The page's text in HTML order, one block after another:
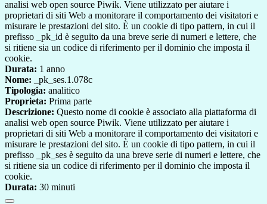
analisi web open source Piwik. Viene utilizzato per aiutare i
proprietari di siti Web a monitorare il comportamento dei visitatori e
misurare le prestazioni del sito. È un cookie di tipo pattern, in cui il
prefisso _pk_id è seguito da una breve serie di numeri e lettere, che
si ritiene sia un codice di riferimento per il dominio che imposta il
cookie.
Durata: 1 anno
Nome: _pk_ses.1.078c
Tipologia: analitico
Proprieta: Prima parte
Descrizione: Questo nome di cookie è associato alla piattaforma di
analisi web open source Piwik. Viene utilizzato per aiutare i
proprietari di siti Web a monitorare il comportamento dei visitatori e
misurare le prestazioni del sito. È un cookie di tipo pattern, in cui il
prefisso _pk_ses è seguito da una breve serie di numeri e lettere, che
si ritiene sia un codice di riferimento per il dominio che imposta il
cookie.
Durata: 30 minuti